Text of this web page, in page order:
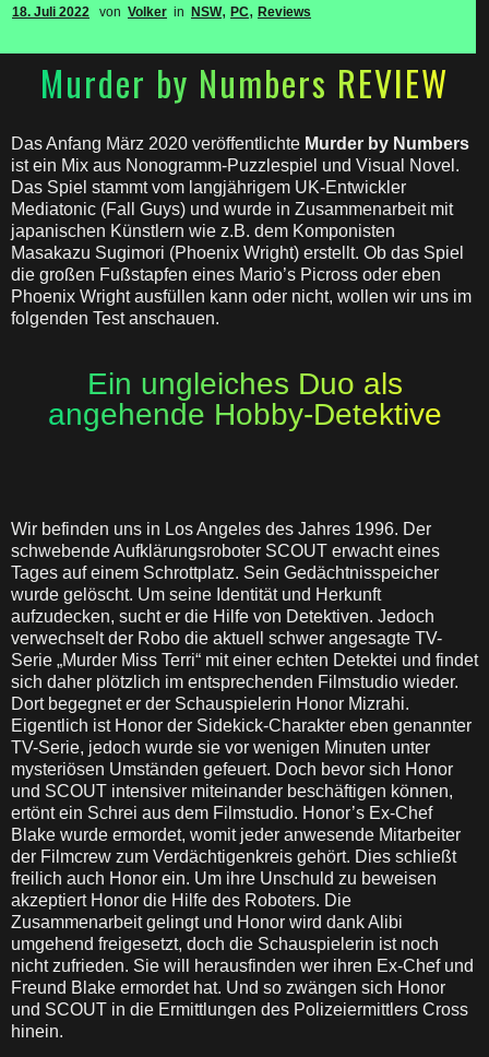
18. Juli 2022 von Volker in NSW, PC, Reviews
Murder by Numbers REVIEW
Das Anfang März 2020 veröffentlichte Murder by Numbers
ist ein Mix aus Nonogramm-Puzzlespiel und Visual Novel.
Das Spiel stammt vom langjährigem UK-Entwickler
Mediatonic (Fall Guys) und wurde in Zusammenarbeit mit
japanischen Künstlern wie z.B. dem Komponisten
Masakazu Sugimori (Phoenix Wright) erstellt. Ob das Spiel
die großen Fußstapfen eines Mario’s Picross oder eben
Phoenix Wright ausfüllen kann oder nicht, wollen wir uns im
folgenden Test anschauen.
Ein ungleiches Duo als
angehende Hobby-Detektive
Wir befinden uns in Los Angeles des Jahres 1996. Der
schwebende Aufklärungsroboter SCOUT erwacht eines
Tages auf einem Schrottplatz. Sein Gedächtnisspeicher
wurde gelöscht. Um seine Identität und Herkunft
aufzudecken, sucht er die Hilfe von Detektiven. Jedoch
verwechselt der Robo die aktuell schwer angesagte TV-
Serie „Murder Miss Terri“ mit einer echten Detektei und findet
sich daher plötzlich im entsprechenden Filmstudio wieder.
Dort begegnet er der Schauspielerin Honor Mizrahi.
Eigentlich ist Honor der Sidekick-Charakter eben genannter
TV-Serie, jedoch wurde sie vor wenigen Minuten unter
mysteriösen Umständen gefeuert. Doch bevor sich Honor
und SCOUT intensiver miteinander beschäftigen können,
ertönt ein Schrei aus dem Filmstudio. Honor’s Ex-Chef
Blake wurde ermordet, womit jeder anwesende Mitarbeiter
der Filmcrew zum Verdächtigenkreis gehört. Dies schließt
freilich auch Honor ein. Um ihre Unschuld zu beweisen
akzeptiert Honor die Hilfe des Roboters. Die
Zusammenarbeit gelingt und Honor wird dank Alibi
umgehend freigesetzt, doch die Schauspielerin ist noch
nicht zufrieden. Sie will herausfinden wer ihren Ex-Chef und
Freund Blake ermordet hat. Und so zwängen sich Honor
und SCOUT in die Ermittlungen des Polizeiermittlers Cross
hinein.